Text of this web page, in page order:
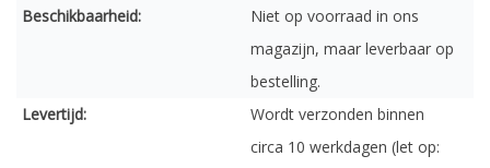
Beschikbaarheid:
Niet op voorraad in ons
magazijn, maar leverbaar op
bestelling.
Levertijd:
Wordt verzonden binnen
circa 10 werkdagen (let op: